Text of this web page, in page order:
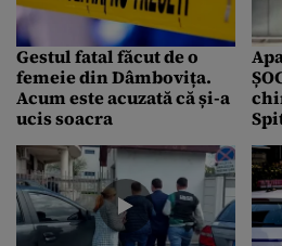
Gestul fatal făcut de o
femeie din Dâmbovița.
Acum este acuzată că și-a
ucis soacra